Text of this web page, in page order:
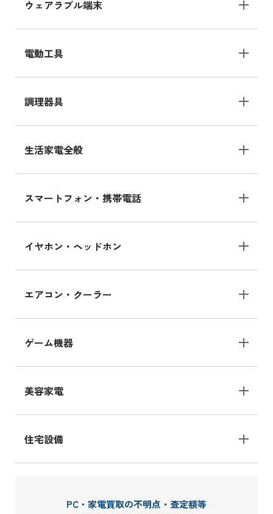
ウェアラブル端末
電動工具
調理器具
生活家電全般
スマートフォン・携帯電話
イヤホン・ヘッドホン
エアコン・クーラー
ゲーム機器
美容家電
住宅設備
PC・家電買取の不明点・査定額等